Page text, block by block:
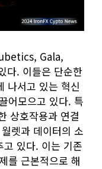
Gala,
다. 이들은 단순한
나서고 있는 혁신
어모으고 있다. 특
상호작용과 연결
렛과 데이터의 소
있다. 이는 기존
를 근본적으로 해